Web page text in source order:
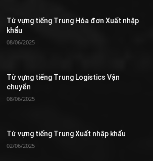
Từ vựng tiếng Trung Hóa đơn Xuất nhập
khẩu
08/06/2025
Từ vựng tiếng Trung Logistics Vận
chuyển
08/06/2025
Từ vựng tiếng Trung Xuất nhập khẩu
02/06/2025